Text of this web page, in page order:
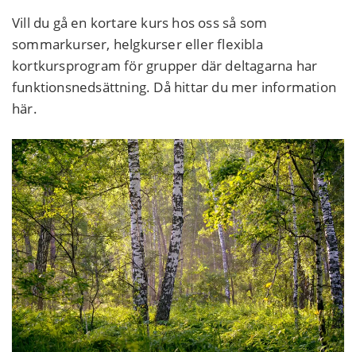
Vill du gå en kortare kurs hos oss så som
sommarkurser, helgkurser eller flexibla
kortkursprogram för grupper där deltagarna har
funktionsnedsättning. Då hittar du mer information
här.